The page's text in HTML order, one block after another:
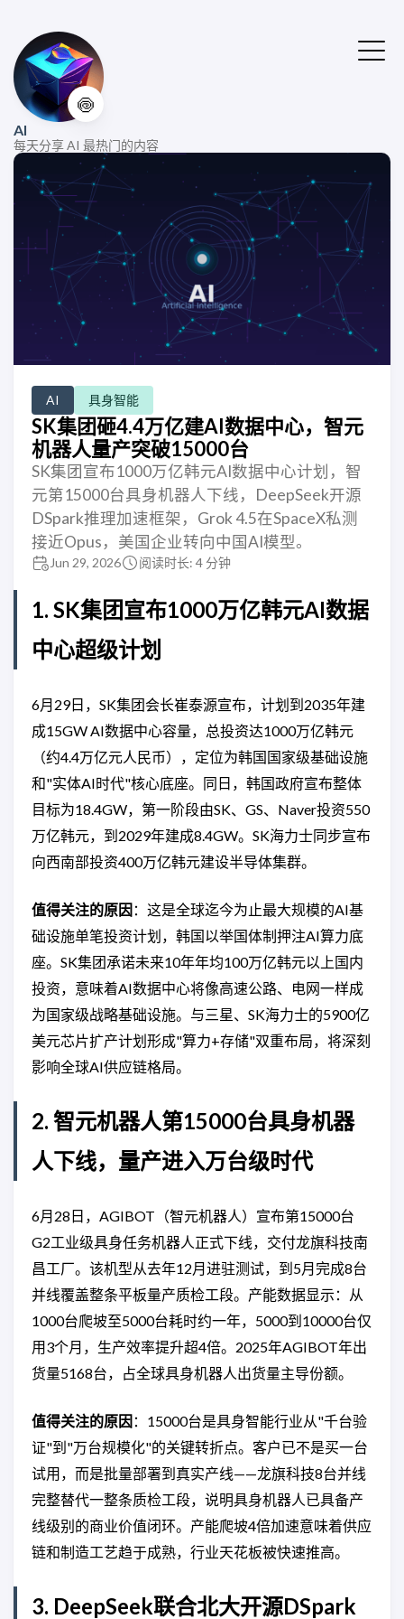
🍥
AI
每天分享 AI 最热门的内容
AI 具身智能
SK集团砸4.4万亿建AI数据中心，智元
机器人量产突破15000台
SK集团宣布1000万亿韩元AI数据中心计划，智
元第15000台具身机器人下线，DeepSeek开源
DSpark推理加速框架，Grok 4.5在SpaceX私测
接近Opus，美国企业转向中国AI模型。
Jun 29, 2026 阅读时长: 4 分钟
1. SK集团宣布1000万亿韩元AI数据
中心超级计划
6月29日，SK集团会长崔泰源宣布，计划到2035年建
成15GW AI数据中心容量，总投资达1000万亿韩元
（约4.4万亿元人民币），定位为韩国国家级基础设施
和"实体AI时代"核心底座。同日，韩国政府宣布整体
目标为18.4GW，第一阶段由SK、GS、Naver投资550
万亿韩元，到2029年建成8.4GW。SK海力士同步宣布
向西南部投资400万亿韩元建设半导体集群。
值得关注的原因：这是全球迄今为止最大规模的AI基
础设施单笔投资计划，韩国以举国体制押注AI算力底
座。SK集团承诺未来10年年均100万亿韩元以上国内
投资，意味着AI数据中心将像高速公路、电网一样成
为国家级战略基础设施。与三星、SK海力士的5900亿
美元芯片扩产计划形成"算力+存储"双重布局，将深刻
影响全球AI供应链格局。
2. 智元机器人第15000台具身机器
人下线，量产进入万台级时代
6月28日，AGIBOT（智元机器人）宣布第15000台
G2工业级具身任务机器人正式下线，交付龙旗科技南
昌工厂。该机型从去年12月进驻测试，到5月完成8台
并线覆盖整条平板量产质检工段。产能数据显示：从
1000台爬坡至5000台耗时约一年，5000到10000台仅
用3个月，生产效率提升超4倍。2025年AGIBOT年出
货量5168台，占全球具身机器人出货量主导份额。
值得关注的原因：15000台是具身智能行业从"千台验
证"到"万台规模化"的关键转折点。客户已不是买一台
试用，而是批量部署到真实产线——龙旗科技8台并线
完整替代一整条质检工段，说明具身机器人已具备产
线级别的商业价值闭环。产能爬坡4倍加速意味着供应
链和制造工艺趋于成熟，行业天花板被快速推高。
3. DeepSeek联合北大开源DSpark